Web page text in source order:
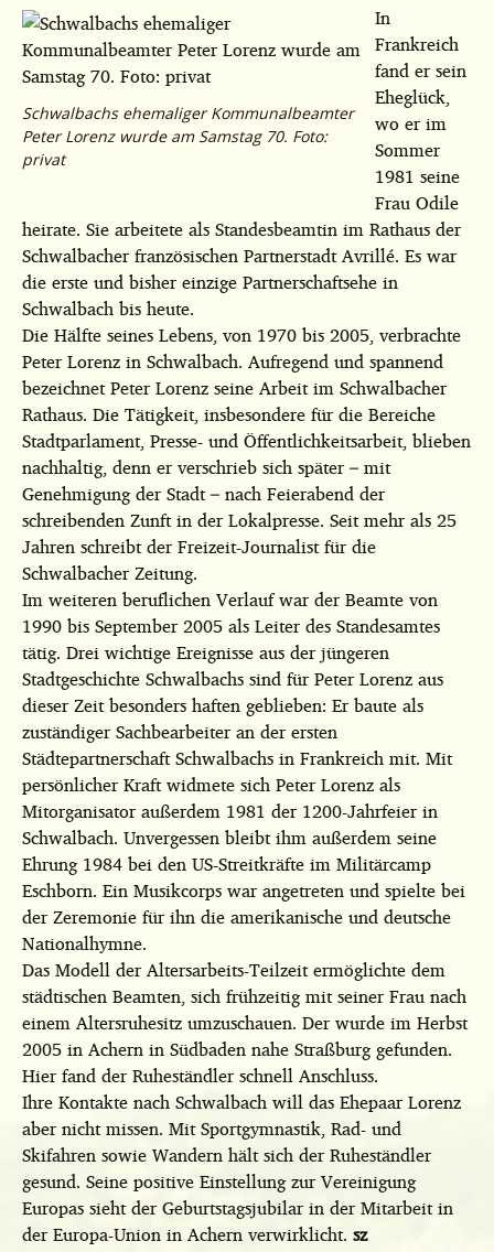
Schwalbachs ehemaliger Kommunalbeamter
Peter Lorenz wurde am Samstag 70. Foto:
privat
In
Frankreich
fand er sein
Eheglück,
wo er im
Sommer
1981 seine
Frau Odile
heirate. Sie arbeitete als Standesbeamtin im Rathaus der
Schwalbacher französischen Partnerstadt Avrillé. Es war
die erste und bisher einzige Partnerschaftsehe in
Schwalbach bis heute.
Die Hälfte seines Lebens, von 1970 bis 2005, verbrachte
Peter Lorenz in Schwalbach. Aufregend und spannend
bezeichnet Peter Lorenz seine Arbeit im Schwalbacher
Rathaus. Die Tätigkeit, insbesondere für die Bereiche
Stadtparlament, Presse- und Öffentlichkeitsarbeit, blieben
nachhaltig, denn er verschrieb sich später – mit
Genehmigung der Stadt – nach Feierabend der
schreibenden Zunft in der Lokalpresse. Seit mehr als 25
Jahren schreibt der Freizeit-Journalist für die
Schwalbacher Zeitung.
Im weiteren beruflichen Verlauf war der Beamte von
1990 bis September 2005 als Leiter des Standesamtes
tätig. Drei wichtige Ereignisse aus der jüngeren
Stadtgeschichte Schwalbachs sind für Peter Lorenz aus
dieser Zeit besonders haften geblieben: Er baute als
zuständiger Sachbearbeiter an der ersten
Städtepartnerschaft Schwalbachs in Frankreich mit. Mit
persönlicher Kraft widmete sich Peter Lorenz als
Mitorganisator außerdem 1981 der 1200-Jahrfeier in
Schwalbach. Unvergessen bleibt ihm außerdem seine
Ehrung 1984 bei den US-Streitkräfte im Militärcamp
Eschborn. Ein Musikcorps war angetreten und spielte bei
der Zeremonie für ihn die amerikanische und deutsche
Nationalhymne.
Das Modell der Altersarbeits-Teilzeit ermöglichte dem
städtischen Beamten, sich frühzeitig mit seiner Frau nach
einem Altersruhesitz umzuschauen. Der wurde im Herbst
2005 in Achern in Südbaden nahe Straßburg gefunden.
Hier fand der Ruheständler schnell Anschluss.
Ihre Kontakte nach Schwalbach will das Ehepaar Lorenz
aber nicht missen. Mit Sportgymnastik, Rad- und
Skifahren sowie Wandern hält sich der Ruheständler
gesund. Seine positive Einstellung zur Vereinigung
Europas sieht der Geburtstagsjubilar in der Mitarbeit in
der Europa-Union in Achern verwirklicht. sz